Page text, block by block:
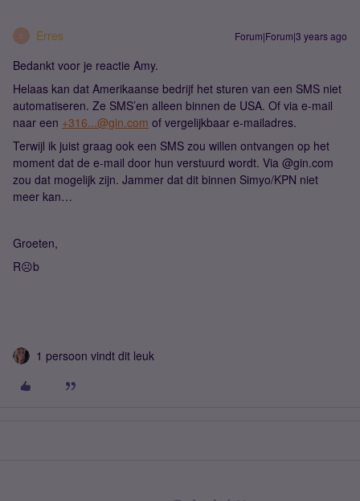
E Erres Forum|Forum|3 years ago
Bedankt voor je reactie Amy.
Helaas kan dat Amerikaanse bedrijf het sturen van een SMS niet
automatiseren. Ze SMS’en alleen binnen de USA. Of via e-mail
naar een +316...@gin.com of vergelijkbaar e-mailadres.
Terwijl ik juist graag ook een SMS zou willen ontvangen op het
moment dat de e-mail door hun verstuurd wordt. Via @gin.com
zou dat mogelijk zijn. Jammer dat dit binnen Simyo/KPN niet
meer kan…
Groeten,
R☹️b
1 persoon vindt dit leuk